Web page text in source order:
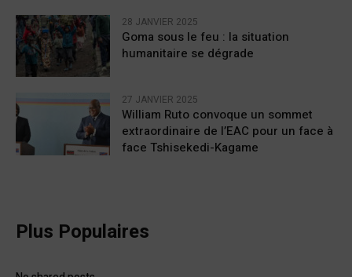
28 JANVIER 2025
Goma sous le feu : la situation
humanitaire se dégrade
27 JANVIER 2025
William Ruto convoque un sommet
extraordinaire de l’EAC pour un face à
face Tshisekedi-Kagame
Plus Populaires